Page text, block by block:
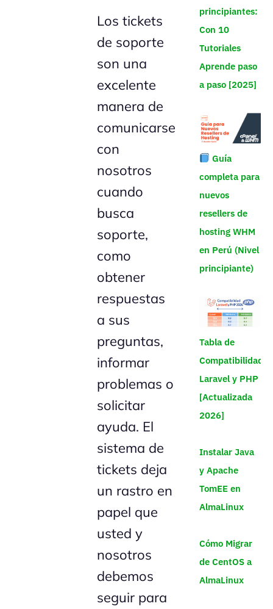
Los tickets
de soporte
son una
excelente
manera de
comunicarse
con
nosotros
cuando
busca
soporte,
como
obtener
respuestas
a sus
preguntas,
informar
problemas o
solicitar
ayuda. El
sistema de
tickets deja
un rastro en
papel que
usted y
nosotros
debemos
seguir para
principiantes:
Con 10
Tutoriales
Aprende paso
a paso [2025]
Guía
completa para
nuevos
resellers de
hosting WHM
en Perú (Nivel
principiante)
Tabla de
Compatibilidad
Laravel y PHP
[Actualizada
2026]
Instalar Java
y Apache
TomEE en
AlmaLinux
Cómo Migrar
de CentOS a
AlmaLinux